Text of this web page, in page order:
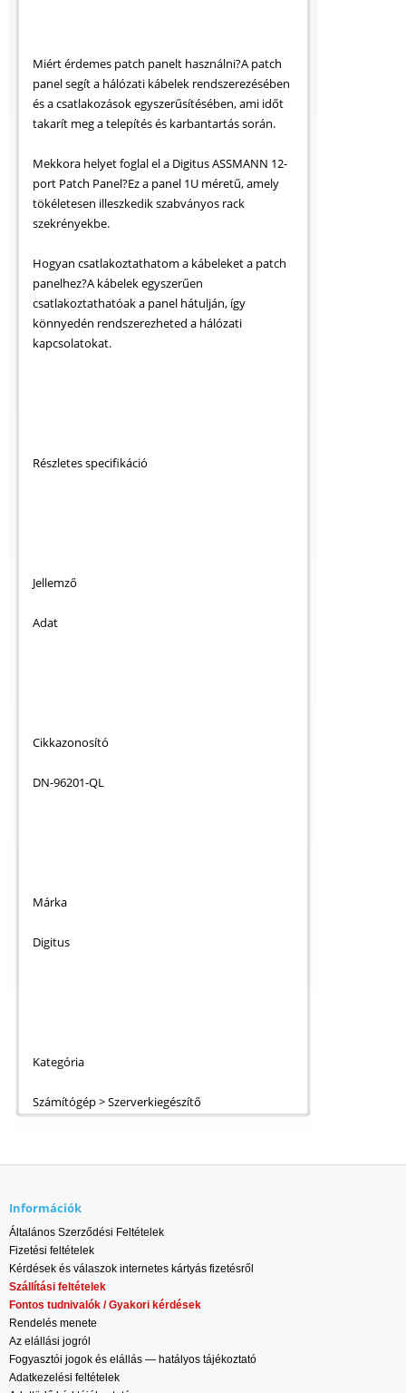
Miért érdemes patch panelt használni?A patch
panel segít a hálózati kábelek rendszerezésében
és a csatlakozások egyszerűsítésében, ami időt
takarít meg a telepítés és karbantartás során.
Mekkora helyet foglal el a Digitus ASSMANN 12-
port Patch Panel?Ez a panel 1U méretű, amely
tökéletesen illeszkedik szabványos rack
szekrényekbe.
Hogyan csatlakoztathatom a kábeleket a patch
panelhez?A kábelek egyszerűen
csatlakoztathatóak a panel hátulján, így
könnyedén rendszerezheted a hálózati
kapcsolatokat.
Részletes specifikáció
Jellemző
Adat
Cikkazonosító
DN-96201-QL
Márka
Digitus
Kategória
Számítógép > Szerverkiegészítő
Információk
Általános Szerződési Feltételek
Fizetési feltételek
Kérdések és válaszok internetes kártyás fizetésről
Szállítási feltételek
Fontos tudnivalók / Gyakori kérdések
Rendelés menete
Az elállási jogról
Fogyasztói jogok és elállás — hatályos tájékoztató
Adatkezelési feltételek